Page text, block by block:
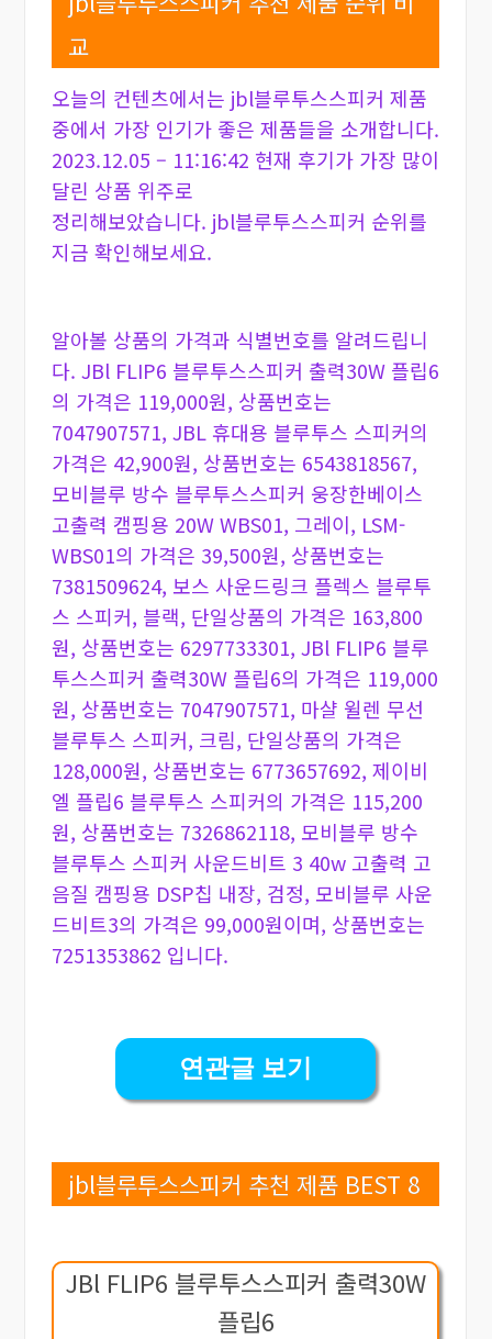
교
오늘의 컨텐츠에서는 jbl블루투스스피커 제품
중에서 가장 인기가 좋은 제품들을 소개합니다.
2023.12.05 – 11:16:42 현재 후기가 가장 많이
달린 상품 위주로
정리해보았습니다. jbl블루투스스피커 순위를
지금 확인해보세요.
알아볼 상품의 가격과 식별번호를 알려드립니
다. JBl FLIP6 블루투스스피커 출력30W 플립6
의 가격은 119,000원, 상품번호는
7047907571, JBL 휴대용 블루투스 스피커의
가격은 42,900원, 상품번호는 6543818567,
모비블루 방수 블루투스스피커 웅장한베이스
고출력 캠핑용 20W WBS01, 그레이, LSM-
WBS01의 가격은 39,500원, 상품번호는
7381509624, 보스 사운드링크 플렉스 블루투
스 스피커, 블랙, 단일상품의 가격은 163,800
원, 상품번호는 6297733301, JBl FLIP6 블루
투스스피커 출력30W 플립6의 가격은 119,000
원, 상품번호는 7047907571, 마샬 윌렌 무선
블루투스 스피커, 크림, 단일상품의 가격은
128,000원, 상품번호는 6773657692, 제이비
엘 플립6 블루투스 스피커의 가격은 115,200
원, 상품번호는 7326862118, 모비블루 방수
블루투스 스피커 사운드비트 3 40w 고출력 고
음질 캠핑용 DSP칩 내장, 검정, 모비블루 사운
드비트3의 가격은 99,000원이며, 상품번호는
7251353862 입니다.
연관글 보기
jbl블루투스스피커 추천 제품 BEST 8
JBl FLIP6 블루투스스피커 출력30W
플립6